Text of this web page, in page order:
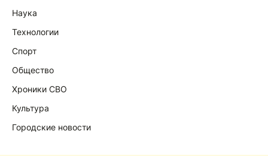
Наука
Технологии
Спорт
Общество
Хроники СВО
Культура
Городские новости